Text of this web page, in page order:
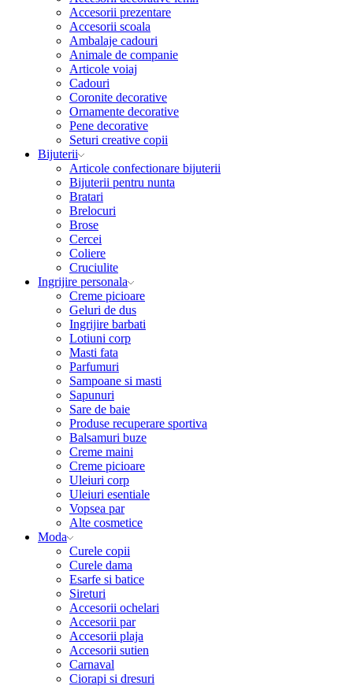
Accesorii prezentare
Accesorii scoala
Ambalaje cadouri
Animale de companie
Articole voiaj
Cadouri
Coronite decorative
Ornamente decorative
Pene decorative
Seturi creative copii
Bijuterii
Articole confectionare bijuterii
Bijuterii pentru nunta
Bratari
Brelocuri
Brose
Cercei
Coliere
Cruciulite
Ingrijire personala
Creme picioare
Geluri de dus
Ingrijire barbati
Lotiuni corp
Masti fata
Parfumuri
Sampoane si masti
Sapunuri
Sare de baie
Produse recuperare sportiva
Balsamuri buze
Creme maini
Creme picioare
Uleiuri corp
Uleiuri esentiale
Vopsea par
Alte cosmetice
Moda
Curele copii
Curele dama
Esarfe si batice
Sireturi
Accesorii ochelari
Accesorii par
Accesorii plaja
Accesorii sutien
Carnaval
Ciorapi si dresuri